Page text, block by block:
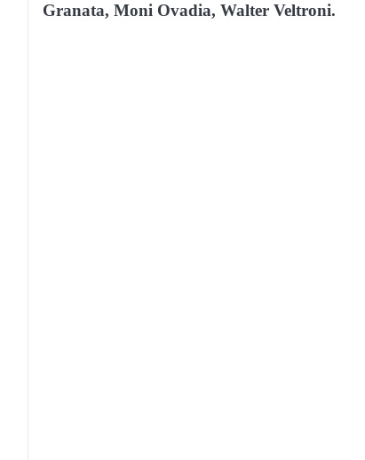
Granata, Moni Ovadia, Walter Veltroni.